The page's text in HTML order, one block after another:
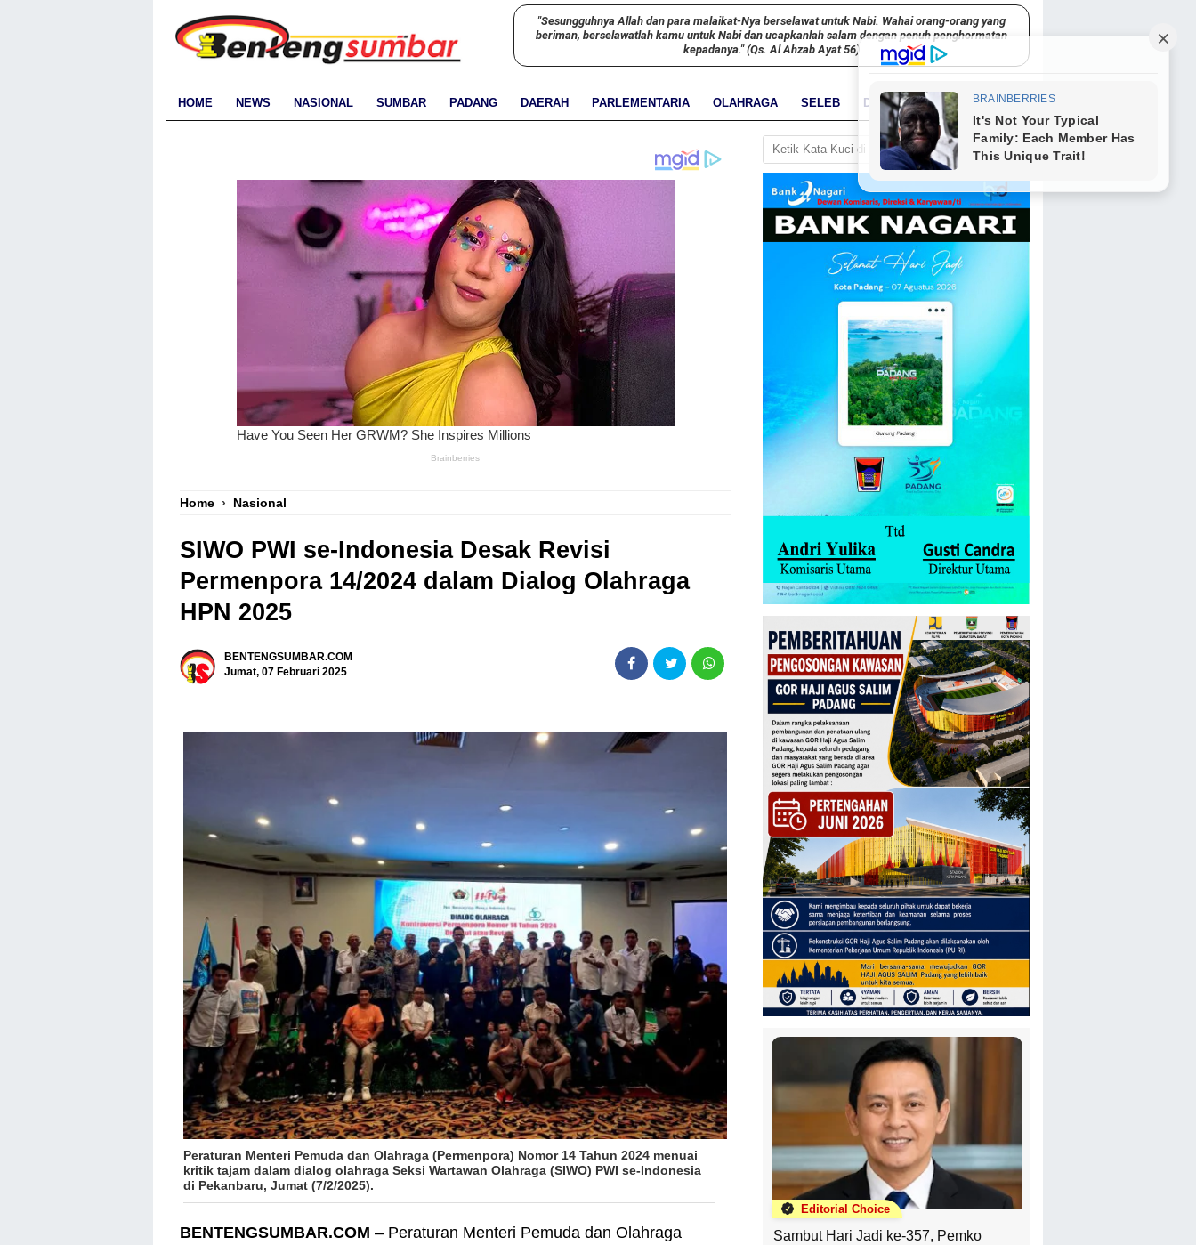
"Sesungguhnya Allah dan para malaikat-Nya berselawat untuk Nabi. Wahai orang-orang yang
beriman, berselawatlah kamu untuk Nabi dan ucapkanlah salam dengan penuh penghormatan
kepadanya." (Qs. Al Ahzab Ayat 56)
HOME NEWS NASIONAL SUMBAR PADANG DAERAH PARLEMENTARIA OLAHRAGA SELEB DUNIA PARIWARA
Home › Nasional
SIWO PWI se-Indonesia Desak Revisi
Permenpora 14/2024 dalam Dialog Olahraga
HPN 2025
BENTENGSUMBAR.COM
Jumat, 07 Februari 2025
Peraturan Menteri Pemuda dan Olahraga (Permenpora) Nomor 14 Tahun 2024 menuai
kritik tajam dalam dialog olahraga Seksi Wartawan Olahraga (SIWO) PWI se-Indonesia
di Pekanbaru, Jumat (7/2/2025).
BENTENGSUMBAR.COM – Peraturan Menteri Pemuda dan Olahraga
GO
Editorial Choice
Sambut Hari Jadi ke-357, Pemko